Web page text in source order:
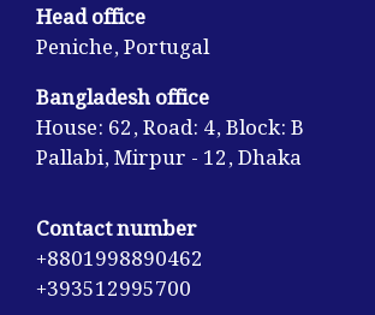
Head office
Peniche, Portugal
Bangladesh office
House: 62, Road: 4, Block: B
Pallabi, Mirpur - 12, Dhaka
Contact number
+8801998890462
+393512995700